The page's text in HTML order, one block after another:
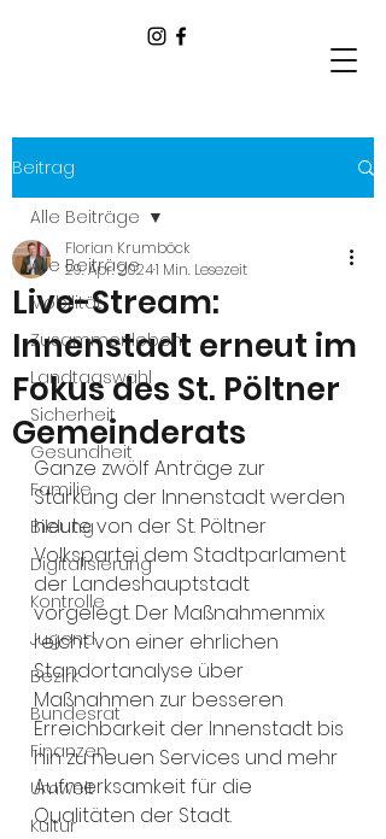
Beitrag
Alle Beiträge
Mobilität
Zusammenleben
Landtagswahl
Sicherheit
Gesundheit
Familie
Bildung
Digitalisierung
Kontrolle
Jugend
Bezirk
Bundesrat
Finanzen
Umwelt
Kultur
Alle Beiträge
Live-Stream:
Innenstadt erneut im
Fokus des St. Pöltner
Gemeinderats
Florian Krumböck
29. Apr. 20241 Min. Lesezeit
Ganze zwölf Anträge zur
Stärkung der Innenstadt werden
heute von der St. Pöltner
Volkspartei dem Stadtparlament
der Landeshauptstadt
vorgelegt. Der Maßnahmenmix
reicht von einer ehrlichen
Standortanalyse über
Maßnahmen zur besseren
Erreichbarkeit der Innenstadt bis
hin zu neuen Services und mehr
Aufmerksamkeit für die
Qualitäten der Stadt.